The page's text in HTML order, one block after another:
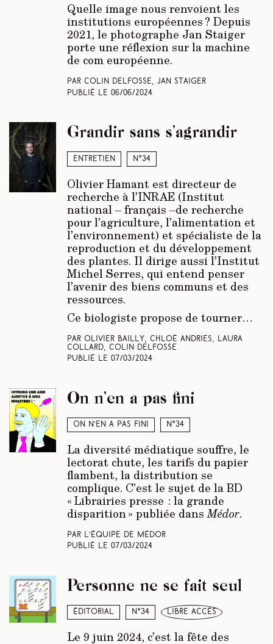
Quelle image nous renvoient les
institutions européennes ? Depuis
2021, le photographe Jan Staiger
porte une réflexion sur la machine
de com européenne.
Par Colin Delfosse, Jan Staiger
Publié le 06/06/2024
Entretien N°34
Grandir sans s’agrandir
Olivier Hamant est directeur de
recherche à l’INRAE (Institut
national – français –de recherche
pour l’agriculture, l’alimentation et
l’enviro­nnement) et spécialiste de la
reproduction et du développement
des plantes. Il dirige aussi l’Institut
Michel Serres, qui entend penser
l’avenir des biens communs et des
ressources.
Ce biologiste propose de tourner…
Par Olivier Bailly, Chloé Andries, Laura
Collard, Colin Delfosse
Publié le 07/03/2024
On n’en a pas fini N°34
On n’en a pas fini
La diversité médiatique souffre, le
lectorat chute, les tarifs du papier
flambent, la distribution se
complique. C’est le sujet de la BD
« Librairies presse : la grande
disparition » publiée dansMédor.
Par L’équipe de Médor
Publié le 07/03/2024
Éditorial N°34 libre accès
Personne ne se fait seul
Le 9 juin 2024, c’est la fête des